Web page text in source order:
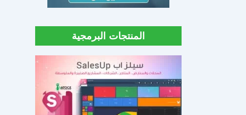
المنتجات البرمجية